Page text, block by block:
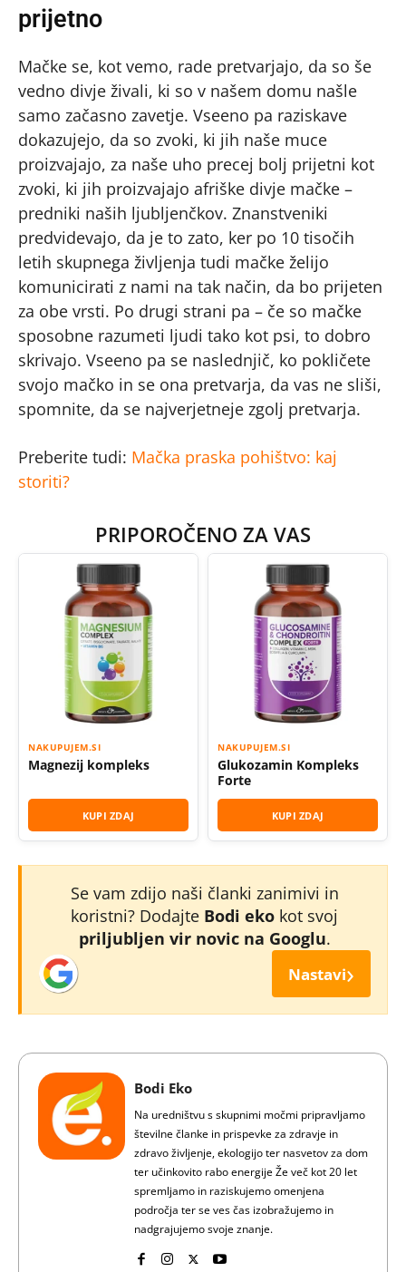
prijetno
Mačke se, kot vemo, rade pretvarjajo, da so še
vedno divje živali, ki so v našem domu našle
samo začasno zavetje. Vseeno pa raziskave
dokazujejo, da so zvoki, ki jih naše muce
proizvajajo, za naše uho precej bolj prijetni kot
zvoki, ki jih proizvajajo afriške divje mačke –
predniki naših ljubljenčkov. Znanstveniki
predvidevajo, da je to zato, ker po 10 tisočih
letih skupnega življenja tudi mačke želijo
komunicirati z nami na tak način, da bo prijeten
za obe vrsti. Po drugi strani pa – če so mačke
sposobne razumeti ljudi tako kot psi, to dobro
skrivajo. Vseeno pa se naslednjič, ko pokličete
svojo mačko in se ona pretvarja, da vas ne sliši,
spomnite, da se najverjetneje zgolj pretvarja.
Preberite tudi: Mačka praska pohištvo: kaj
storiti?
PRIPOROČENO ZA VAS
NAKUPUJEM.SI
Magnezij kompleks
KUPI ZDAJ
NAKUPUJEM.SI
Glukozamin Kompleks
Forte
KUPI ZDAJ
Se vam zdijo naši članki zanimivi in
koristni? Dodajte Bodi eko kot svoj
priljubljen vir novic na Googlu.
Nastavi›
Bodi Eko
Na uredništvu s skupnimi močmi pripravljamo
številne članke in prispevke za zdravje in
zdravo življenje, ekologijo ter nasvetov za dom
ter učinkovito rabo energije Že več kot 20 let
spremljamo in raziskujemo omenjena
področja ter se ves čas izobražujemo in
nadgrajujemo svoje znanje.